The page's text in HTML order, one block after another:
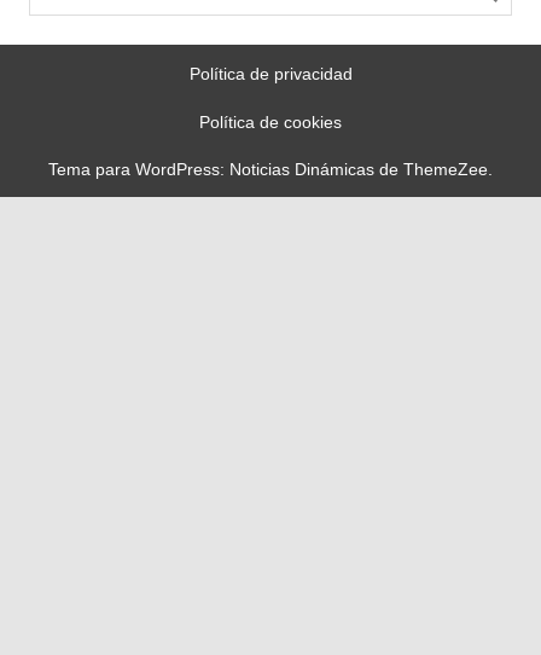
Política de privacidad
Política de cookies
Tema para WordPress: Noticias Dinámicas de ThemeZee.